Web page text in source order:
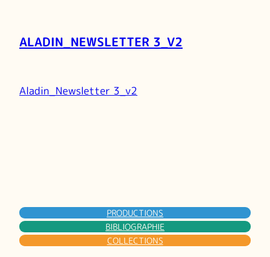
ALADIN_NEWSLETTER 3_V2
Aladin_Newsletter 3_v2
PRODUCTIONS
BIBLIOGRAPHIE
COLLECTIONS